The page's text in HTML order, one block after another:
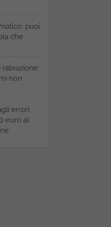
puoi
che
rateazione:
non
errori:
euro al